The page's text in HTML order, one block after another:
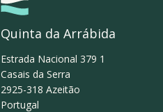
Quinta da Arrábida
Estrada Nacional 379 1
Casais da Serra
2925-318 Azeitão
Portugal